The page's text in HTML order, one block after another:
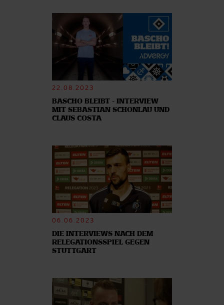
22.08.2023
BASCHO BLEIBT - INTERVIEW
MIT SEBASTIAN SCHONLAU UND
CLAUS COSTA
06.06.2023
DIE INTERVIEWS NACH DEM
RELEGATIONSSPIEL GEGEN
STUTTGART